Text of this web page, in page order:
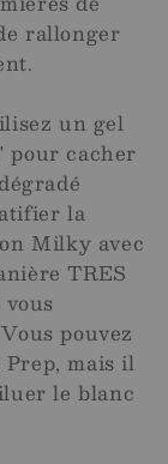
rallonger
un gel
pour cacher
la
Milky avec
TRES
pouvez
mais il
le blanc